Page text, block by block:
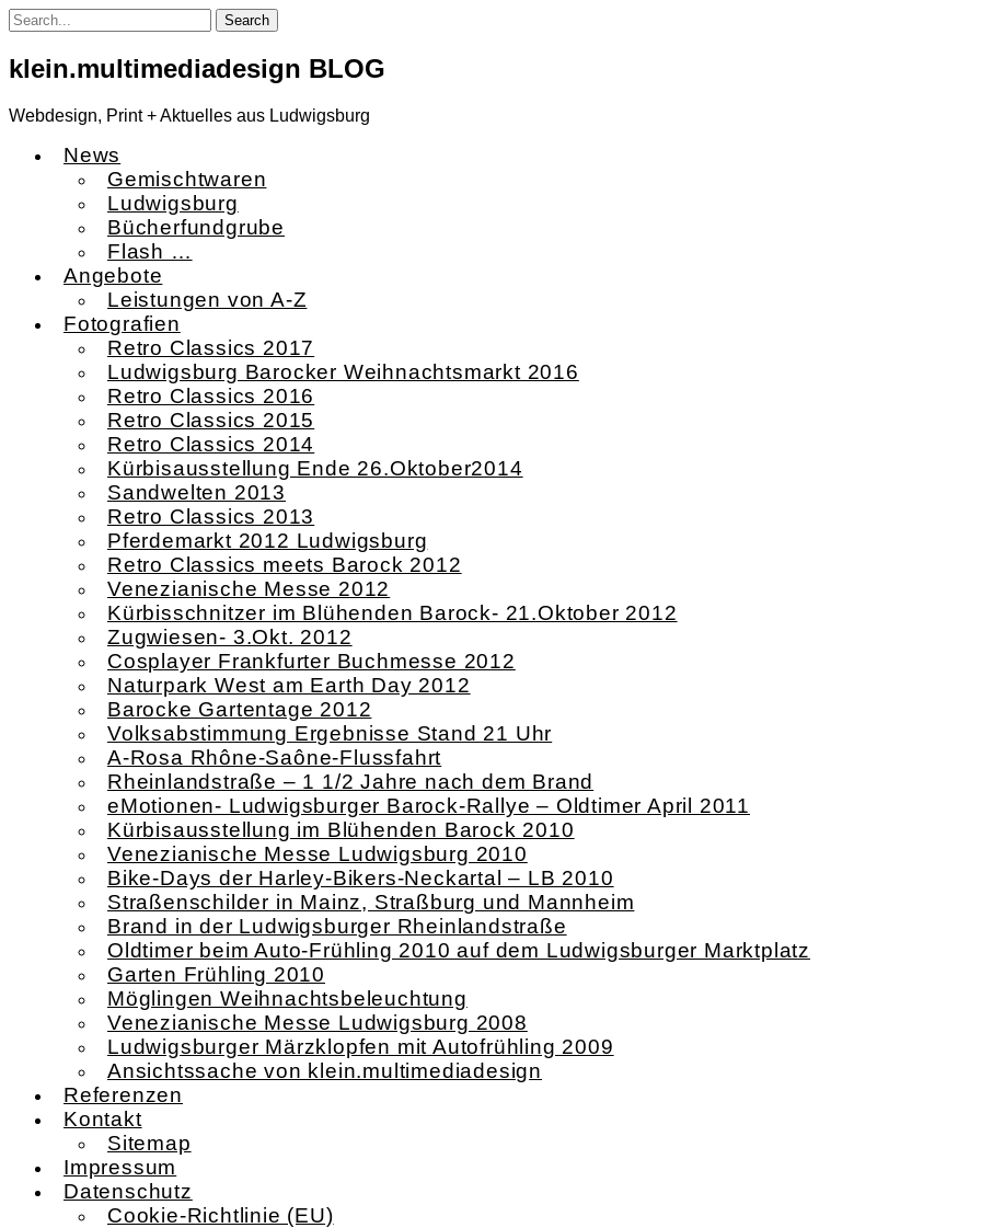
Skip
to
content
klein.multimediadesign BLOG
Webdesign, Print + Aktuelles aus Ludwigsburg
News
Gemischtwaren
Ludwigsburg
Bücherfundgrube
Flash …
Angebote
Leistungen von A-Z
Fotografien
Retro Classics 2017
Ludwigsburg Barocker Weihnachtsmarkt 2016
Retro Classics 2016
Retro Classics 2015
Retro Classics 2014
Kürbisausstellung Ende 26.Oktober2014
Sandwelten 2013
Retro Classics 2013
Pferdemarkt 2012 Ludwigsburg
Retro Classics meets Barock 2012
Venezianische Messe 2012
Kürbisschnitzer im Blühenden Barock- 21.Oktober 2012
Zugwiesen- 3.Okt. 2012
Cosplayer Frankfurter Buchmesse 2012
Naturpark West am Earth Day 2012
Barocke Gartentage 2012
Volksabstimmung Ergebnisse Stand 21 Uhr
A-Rosa Rhône-Saône-Flussfahrt
Rheinlandstraße – 1 1/2 Jahre nach dem Brand
eMotionen- Ludwigsburger Barock-Rallye – Oldtimer April 2011
Kürbisausstellung im Blühenden Barock 2010
Venezianische Messe Ludwigsburg 2010
Bike-Days der Harley-Bikers-Neckartal – LB 2010
Straßenschilder in Mainz, Straßburg und Mannheim
Brand in der Ludwigsburger Rheinlandstraße
Oldtimer beim Auto-Frühling 2010 auf dem Ludwigsburger Marktplatz
Garten Frühling 2010
Möglingen Weihnachtsbeleuchtung
Venezianische Messe Ludwigsburg 2008
Ludwigsburger Märzklopfen mit Autofrühling 2009
Ansichtssache von klein.multimediadesign
Referenzen
Kontakt
Sitemap
Impressum
Datenschutz
Cookie-Richtlinie (EU)